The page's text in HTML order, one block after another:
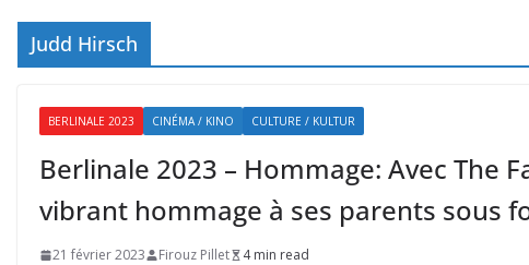
Judd Hirsch
BERLINALE 2023 CINÉMA / KINO CULTURE / KULTUR
Berlinale 2023 – Hommage: Avec The
vibrant hommage à ses parents sous
21 février 2023 Firouz Pillet
4 min read